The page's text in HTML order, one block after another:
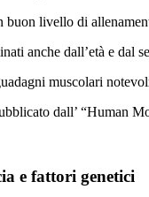
buon livello di
anche dall’età e dal
muscolari
dall’ “Human
e fattori genetici